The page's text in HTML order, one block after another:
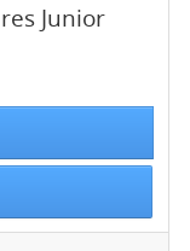
Junior